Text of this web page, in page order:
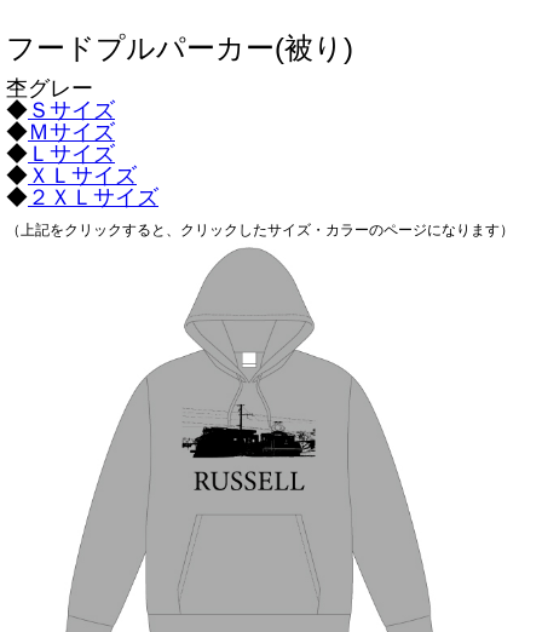
フードプルパーカー(被り)
杢グレー
◆ Ｓサイズ
◆Ｍサイズ
◆ Ｌサイズ
◆ ＸＬサイズ
◆ ２ＸＬサイズ
（上記をクリックすると、クリックしたサイズ・カラーのページになります）